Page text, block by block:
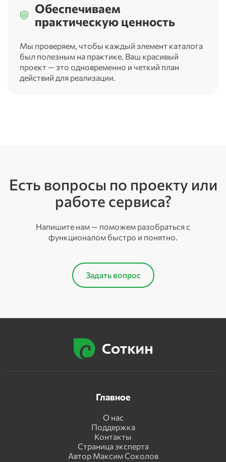
Обеспечиваем
практическую ценность
Мы проверяем, чтобы каждый элемент каталога
был полезным на практике. Ваш красивый
проект — это одновременно и четкий план
действий для реализации.
Есть вопросы по проекту или
работе сервиса?
Напишите нам — поможем разобраться с
функционалом быстро и понятно.
Задать вопрос
Главное
О нас
Поддержка
Контакты
Страница эксперта
Автор Максим Соколов